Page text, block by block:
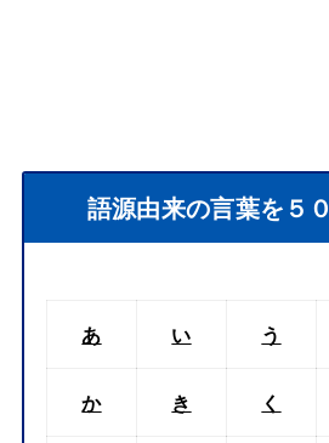
語源由来の言葉を５
あ い う
か き く